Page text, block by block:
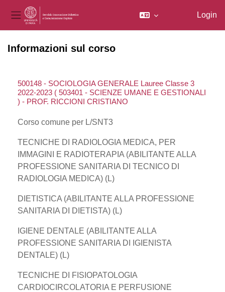
Pannello laterale
Login
Informazioni sul corso
500148 - SOCIOLOGIA GENERALE Lauree Classe 3
2022-2023 ( 503401 - SCIENZE UMANE E GESTIONALI
) - PROF. RICCIONI CRISTIANO
Corso comune per L/SNT3
TECNICHE DI RADIOLOGIA MEDICA, PER
IMMAGINI E RADIOTERAPIA (ABILITANTE ALLA
PROFESSIONE SANITARIA DI TECNICO DI
RADIOLOGIA MEDICA) (L)
DIETISTICA (ABILITANTE ALLA PROFESSIONE
SANITARIA DI DIETISTA) (L)
IGIENE DENTALE (ABILITANTE ALLA
PROFESSIONE SANITARIA DI IGIENISTA
DENTALE) (L)
TECNICHE DI FISIOPATOLOGIA
CARDIOCIRCOLATORIA E PERFUSIONE